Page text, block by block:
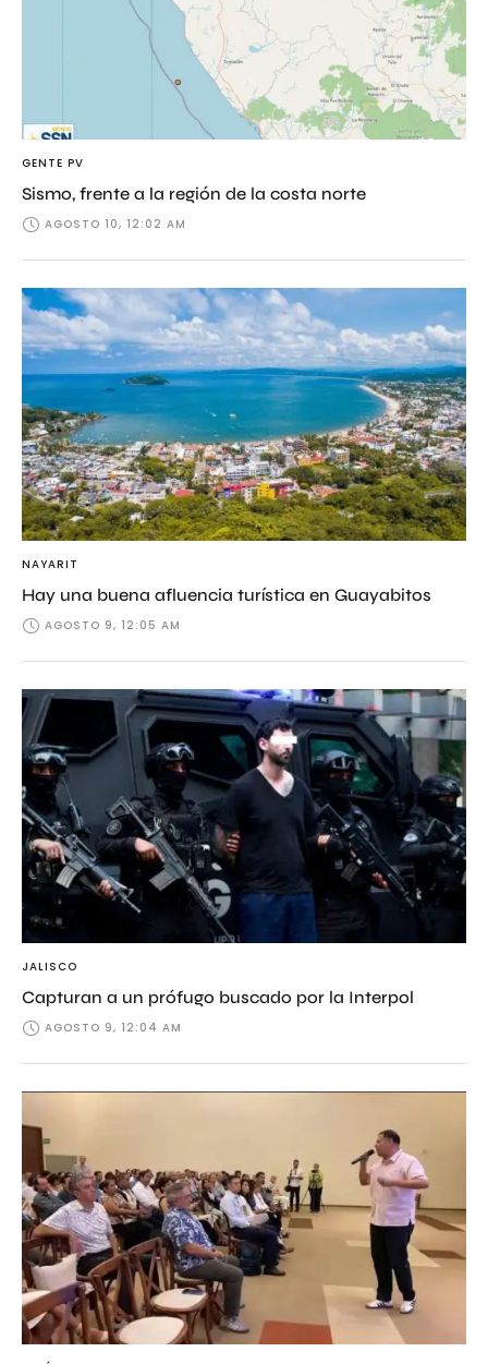
GENTE PV
Sismo, frente a la región de la costa norte
AGOSTO 10, 12:02 AM
NAYARIT
Hay una buena afluencia turística en Guayabitos
AGOSTO 9, 12:05 AM
JALISCO
Capturan a un prófugo buscado por la Interpol
AGOSTO 9, 12:04 AM